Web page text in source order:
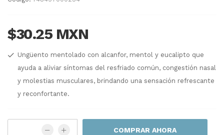
$30.25 MXN
Ungüento mentolado con alcanfor, mentol y eucalipto que
ayuda a aliviar síntomas del resfriado común, congestión nasal
y molestias musculares, brindando una sensación refrescante
y reconfortante.
COMPRAR AHORA